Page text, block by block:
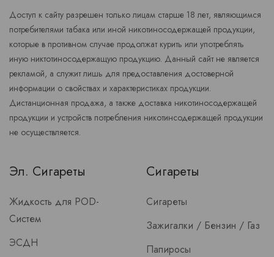
Доступ к сайту разрешен только лицам старше 18 лет, являющимся
потребителями табака или иной никотиносодержащей продукции,
которые в противном случае продолжат курить или употреблять
иную никтотиносодержащую продукцию. Данный сайт не является
рекламой, а служит лишь для предоставления достоверной
информации о свойствах и характеристиках продукции.
Дистанционная продажа, а также доставка никотиносодержащей
продукции и устройств потребления никотинсодержащей продукции
не осуществляется.
Эл. Сигареты
Жидкость для POD-
Систем
ЭСДН
Сигареты
Сигареты
Зажигалки / Бензин / Газ
Папиросы